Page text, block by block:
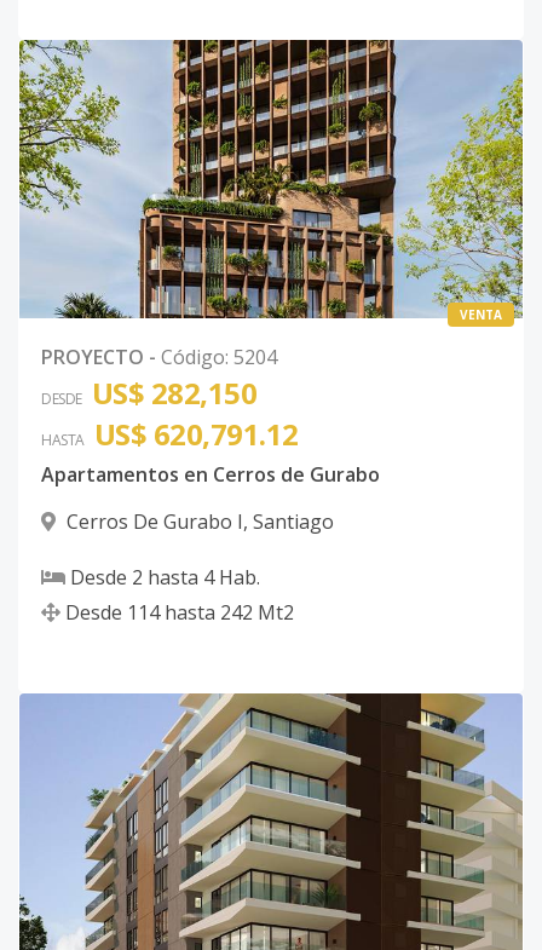
VENTA
PROYECTO - Código: 5204
DESDE US$ 282,150
HASTA US$ 620,791.12
Apartamentos en Cerros de Gurabo
Cerros De Gurabo I, Santiago
Desde 2 hasta 4Hab.
Desde 114 hasta 242 Mt2